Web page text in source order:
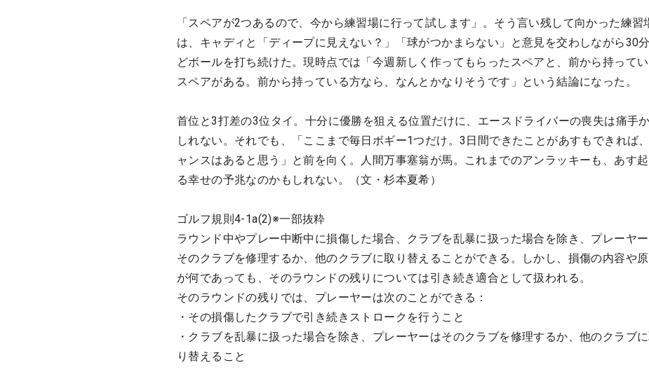
「スペアが2つあるので、今から練習場に行って試します」。そう言い残して向かった練習
は、キャディと「ディープに見えない？」「球がつかまらない」と意見を交わしながら30
どボールを打ち続けた。現時点では「今週新しく作ってもらったスペアと、前から持ってい
スペアがある。前から持っている方なら、なんとかなりそうです」という結論になった。
首位と3打差の3位タイ。十分に優勝を狙える位置だけに、エースドライバーの喪失は痛手
しれない。それでも、「ここまで毎日ボギー1つだけ。3日間できたことがあすもできれば
ャンスはあると思う」と前を向く。人間万事塞翁が馬。これまでのアンラッキーも、あす起
る幸せの予兆なのかもしれない。（文・杉本夏希）
ゴルフ規則4-1a(2)※一部抜粋
ラウンド中やプレー中断中に損傷した場合、クラブを乱暴に扱った場合を除き、プレーヤ
そのクラブを修理するか、他のクラブに取り替えることができる。しかし、損傷の内容や原
が何であっても、そのラウンドの残りについては引き続き適合として扱われる。
そのラウンドの残りでは、プレーヤーは次のことができる：
・その損傷したクラブで引き続きストロークを行うこと
・クラブを乱暴に扱った場合を除き、プレーヤーはそのクラブを修理するか、他のクラブ
り替えること